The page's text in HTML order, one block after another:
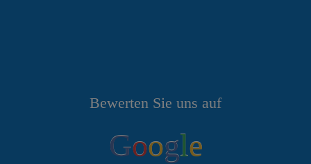
Bewerten Sie uns auf
Google